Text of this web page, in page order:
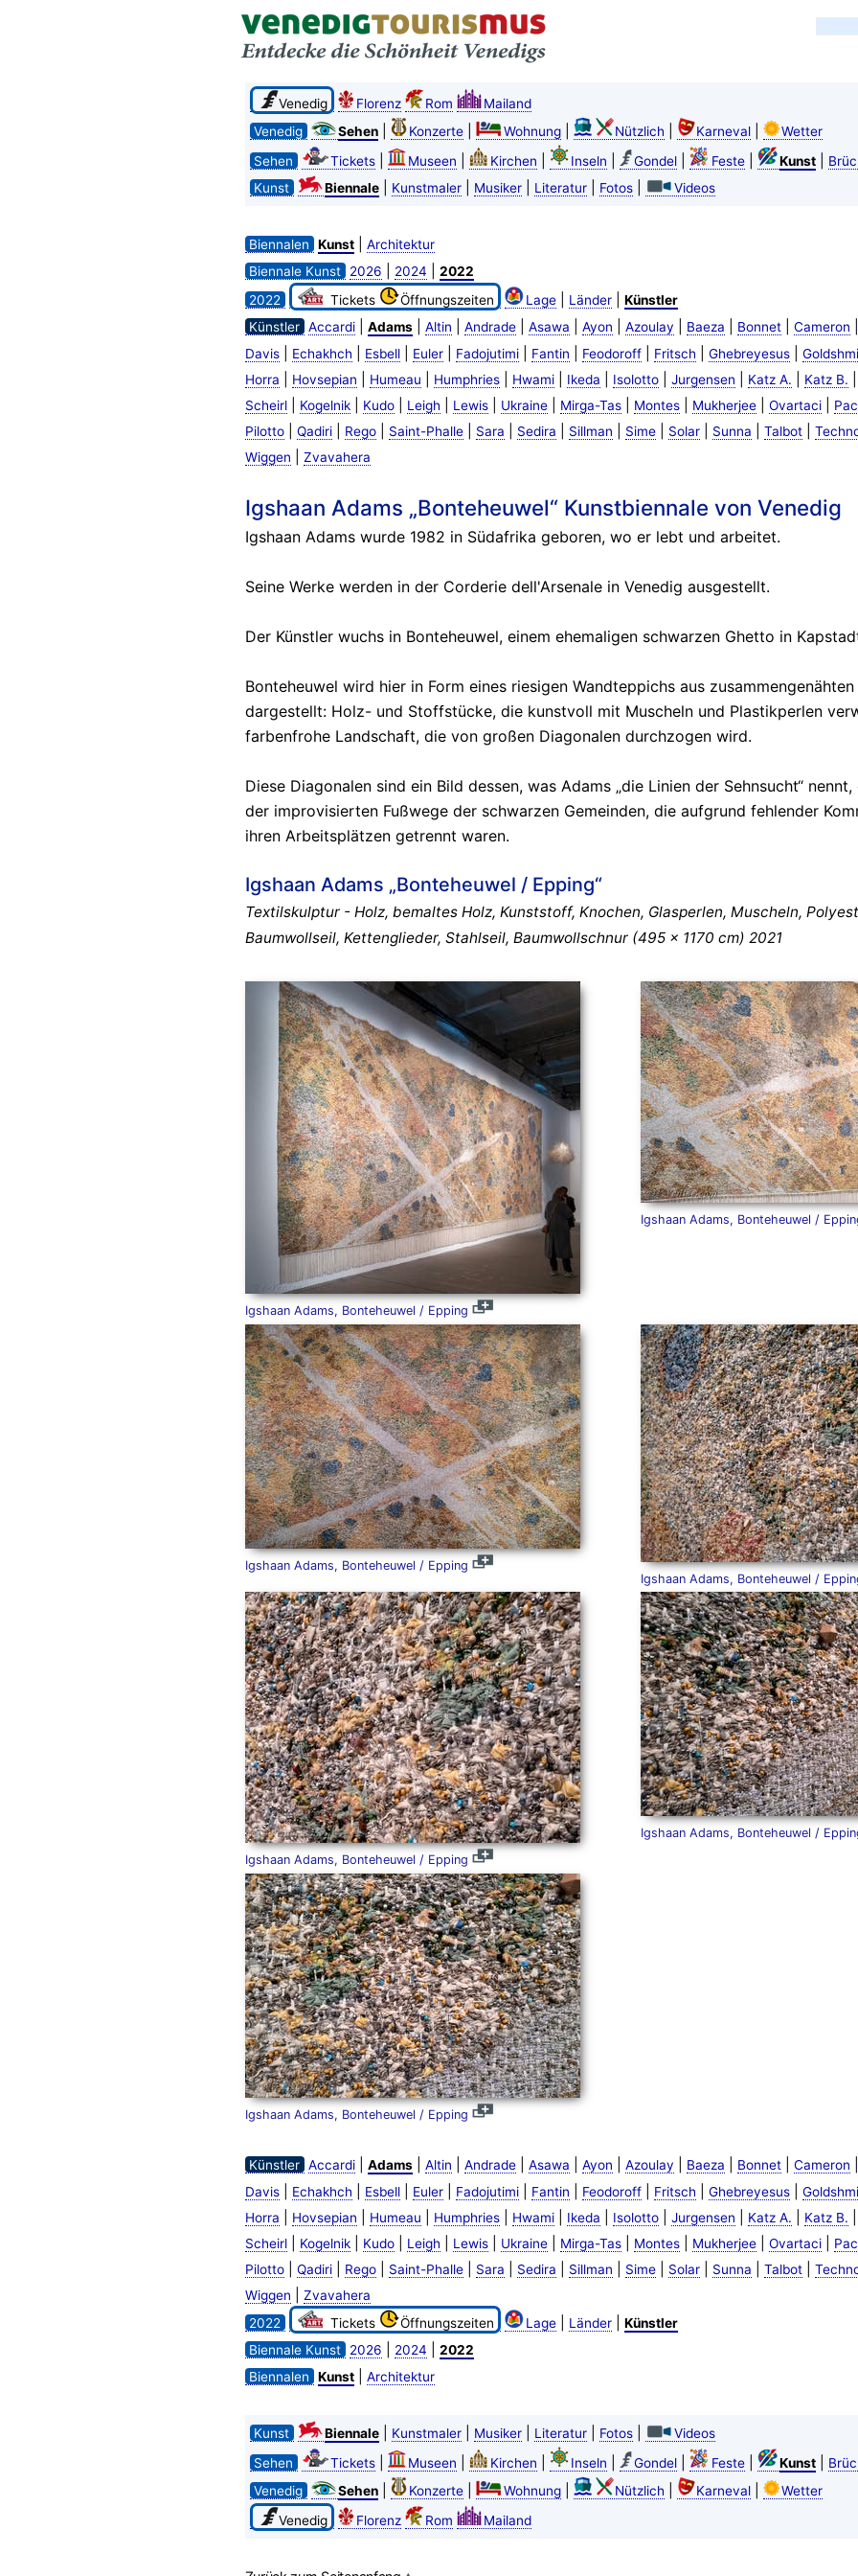
Venedig Florenz Rom
Mailand
Venedig
Sehen| Konzerte| Wohnung| Nützlich Karneval|
Wetter
Sehen
Tickets| Museen Kirchen Inseln Gondel| Feste| Kunst|
Kunst
Biennale| Kunstmaler| Musiker| Literatur| Fotos| Videos
Biennalen Kunst| Architektur
Biennale Kunst
2026 2024
2022
2022
Tickets Öffnungszeiten Lage| Länder| Künstler
Künstler Accardi| Adams| Altin Andrade| Asawa Ayon Azoulay Baeza Bonnet| Cameron
Davis| Echakhch Esbell| Euler| Fadojutimi| Fantin Feodoroff| Fritsch Ghebreyesus|
Horra
Hovsepian Humeau Humphries| Hwami| Ikeda Isolotto| Jurgensen Katz A. Katz B.
Scheirl| Kogelnik| Kudo| Leigh Lewis| Ukraine| Mirga-Tas| Montes| Mukherjee| Ovartaci|
Pilotto| Qadiri| Rego| Saint-Phalle| Sara Sedira Sillman Sime| Solar| Sunna Talbot|
Wiggen
Zvavahera
Igshaan Adams „Bonteheuwel“ Kunstbiennale von Venedig
Igshaan Adams wurde 1982 in Südafrika geboren, wo er lebt und arbeitet.
Seine Werke werden in der Corderie dell'Arsenale in Venedig ausgestellt.
Der Künstler wuchs in Bonteheuwel, einem ehemaligen schwarzen Ghetto in
Bonteheuwel wird hier in Form eines riesigen Wandteppichs aus
dargestellt: Holz- und Stoffstücke, die kunstvoll mit Muscheln und Plastikperlen
farbenfrohe Landschaft, die von großen Diagonalen durchzogen wird.
Diese Diagonalen sind ein Bild dessen, was Adams „die Linien der Sehnsucht“
der improvisierten Fußwege der schwarzen Gemeinden, die aufgrund fehlender
ihren Arbeitsplätzen getrennt waren.
Igshaan Adams „Bonteheuwel / Epping“
Textilskulptur - Holz, bemaltes Holz, Kunststoff, Knochen, Glasperlen, Muscheln,
Baumwollseil, Kettenglieder, Stahlseil, Baumwollschnur (495 x 1170 cm) 2021
Igshaan Adams, Bonteheuwel / Epping
Igshaan Adams, Bonteheuwel /
Igshaan Adams, Bonteheuwel / Epping
Igshaan Adams, Bonteheuwel /
Igshaan Adams, Bonteheuwel / Epping
Igshaan Adams, Bonteheuwel /
Igshaan Adams, Bonteheuwel / Epping
Künstler Accardi| Adams| Altin Andrade| Asawa Ayon Azoulay Baeza Bonnet| Cameron
Davis| Echakhch Esbell| Euler| Fadojutimi| Fantin Feodoroff| Fritsch Ghebreyesus|
Horra
Hovsepian Humeau Humphries| Hwami| Ikeda Isolotto| Jurgensen Katz A. Katz B.
Scheirl| Kogelnik| Kudo| Leigh Lewis| Ukraine| Mirga-Tas| Montes| Mukherjee| Ovartaci|
Pilotto| Qadiri| Rego| Saint-Phalle| Sara Sedira Sillman Sime| Solar| Sunna Talbot|
Wiggen
Zvavahera
2022
Tickets Öffnungszeiten Lage| Länder| Künstler
Biennale Kunst
2026 2024
2022
Biennalen
Kunst| Architektur
Kunst Biennale| Kunstmaler| Musiker| Literatur| Fotos|
Videos
Sehen
Tickets| Museen Kirchen Inseln Gondel| Feste| Kunst|
Venedig
Sehen| Konzerte| Wohnung| Nützlich Karneval|
Wetter
Venedig
Florenz Rom Mailand